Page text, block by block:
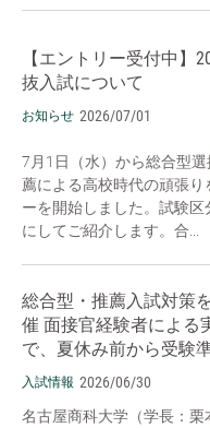
【エントリー受付中】
抜入試について
お知らせ 2026/07/01
7月1日（水）から総合型
薦による高校時代の頑張
ーを開始しました。試験
にしてご紹介します。合...
総合型・推薦入試対策
催 面接官経験者による
で、夏休み前から受験
入試情報 2026/06/30
名古屋商科大学（学長：栗